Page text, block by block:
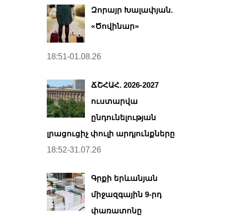
Զորայր Խալափյան.
«Ծովինար»
18:51-01.08.26
ՃՇՀԱՀ. 2026-2027
ուստարվա
ընդունելության
լրացուցիչ փուլի արդյունքները
18:52-31.07.26
Գրքի երևանյան
միջազգային 9-րդ
փառատոնը